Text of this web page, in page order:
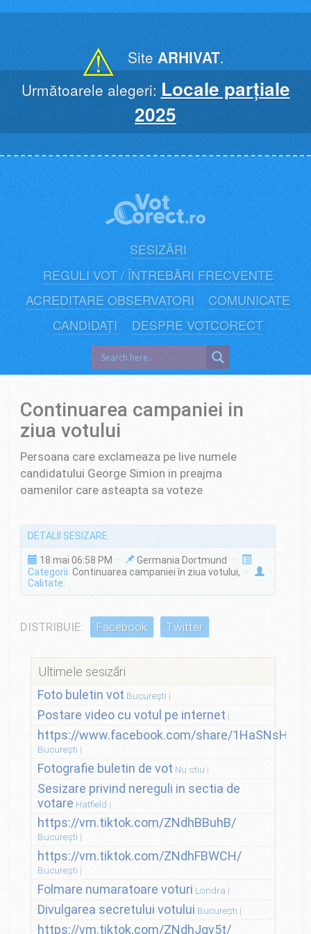
⚠ Site ARHIVAT.
Următoarele alegeri: Locale parțiale
2025
SESIZĂRI
REGULI VOT / ÎNTREBĂRI FRECVENTE
ACREDITARE OBSERVATORI
COMUNICATE
CANDIDAȚI
DESPRE VOTCORECT
Continuarea campaniei in
ziua votului
Persoana care exclameaza pe live numele
candidatului George Simion in preajma
oamenilor care asteapta sa voteze
DETALII SESIZARE
18 mai 06:58 PM ·
Germania Dortmund ·
Categorii: Continuarea campaniei în ziua votului,
·
Calitate:
DISTRIBUIE: Facebook Twitter
Ultimele sesizări
Foto buletin vot București
Postare video cu votul pe internet
https://www.facebook.com/share/
București
Fotografie buletin de vot Nu stiu
Sesizare privind nereguli in sectia de
votare Hatfield
https://vm.tiktok.com/ZNdhBBuhB/
București
https://vm.tiktok.com/ZNdhFBWCH/
București
Folmare numaratoare voturi Londra
Divulgarea secretului votului București
https://vm.tiktok.com/ZNdhJqv5t/